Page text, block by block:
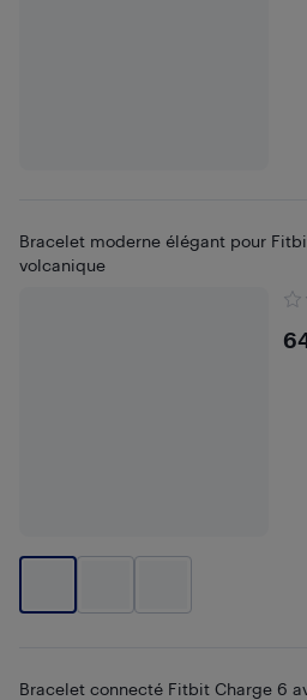
Bracelet moderne élégant pour
volcanique
Bracelet connecté Fitbit Charge 6